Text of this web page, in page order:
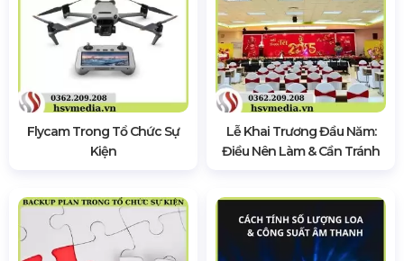
Flycam Trong Tổ Chức Sự
Kiện
Lễ Khai Trương Đầu Năm:
Điều Nên Làm & Cần Tránh